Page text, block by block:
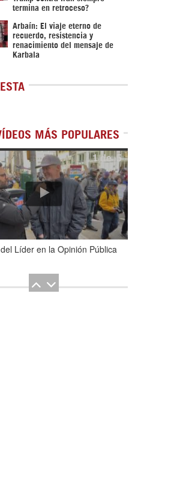
termina en retroceso?
Arbaín: El viaje eterno de
recuerdo, resistencia y
renacimiento del mensaje de
Karbala
MÁS POPULARES
1de5
Líder en la Opinión Pública